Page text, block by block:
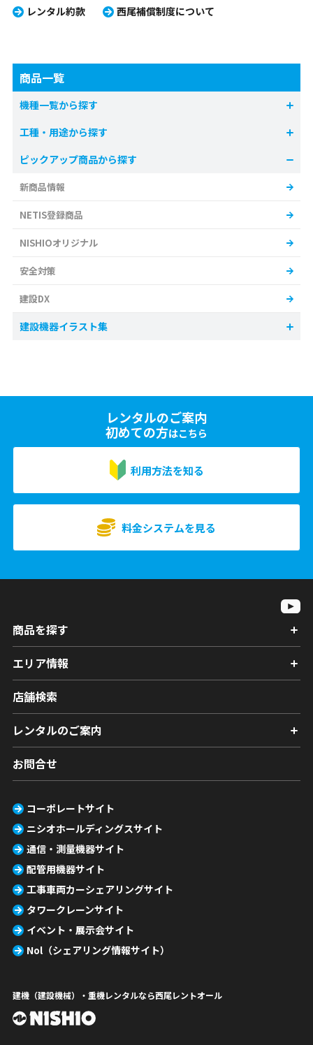
レンタル約款 西尾補償制度について
商品一覧
機種一覧から探す
工種・用途から探す
ピックアップ商品から探す
新商品情報
NETIS登録商品
NISHIOオリジナル
安全対策
建設DX
建設機器イラスト集
レンタルのご案内
初めての方はこちら
利用方法を知る
料金システムを見る
商品を探す
エリア情報
店舗検索
レンタルのご案内
お問合せ
コーポレートサイト
ニシオホールディングスサイト
通信・測量機器サイト
配管用機器サイト
工事車両カーシェアリングサイト
タワークレーンサイト
イベント・展示会サイト
Nol（シェアリング情報サイト）
建機（建設機械）・重機レンタルなら西尾レントオール